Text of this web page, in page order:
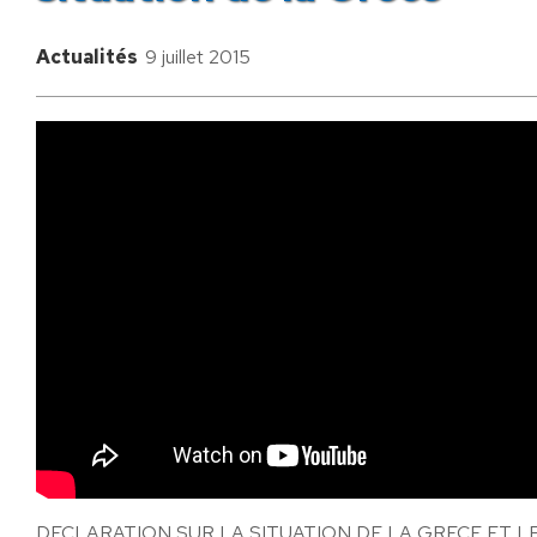
Actualités 9 juillet 2015